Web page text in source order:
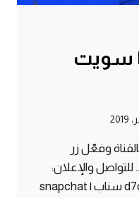
كرافت #26 | سويت
وفعّل زر
والإعلان:
d7ooomy999@diwangroup.com سناب | snapchat